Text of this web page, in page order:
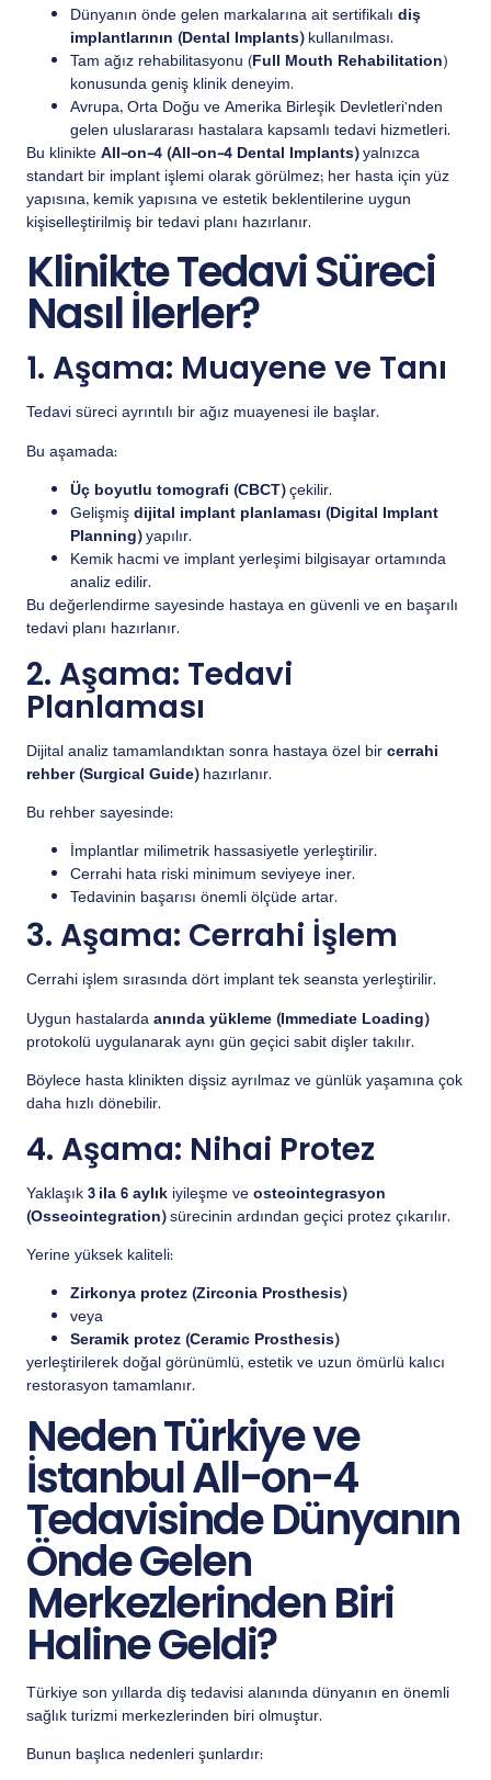
Dünyanın önde gelen markalarına ait sertifikalı diş
implantlarının (Dental Implants)kullanılması.
Tam ağız rehabilitasyonu (Full Mouth Rehabilitation)
konusunda geniş klinik deneyim.
Avrupa, Orta Doğu ve Amerika Birleşik Devletleri’nden
gelen uluslararası hastalara kapsamlı tedavi hizmetleri.
Bu klinikteAll-on-4 (All-on-4 Dental Implants)yalnızca
standart bir implant işlemi olarak görülmez; her hasta için yüz
yapısına, kemik yapısına ve estetik beklentilerine uygun
kişiselleştirilmiş bir tedavi planı hazırlanır.
Klinikte Tedavi Süreci
Nasıl İlerler?
1. Aşama: Muayene ve Tanı
Tedavi süreci ayrıntılı bir ağız muayenesi ile başlar.
Bu aşamada:
Üç boyutlu tomografi (CBCT)çekilir.
Gelişmişdijital implant planlaması (Digital Implant
Planning)yapılır.
Kemik hacmi ve implant yerleşimi bilgisayar ortamında
analiz edilir.
Bu değerlendirme sayesinde hastaya en güvenli ve en başarılı
tedavi planı hazırlanır.
2. Aşama: Tedavi
Planlaması
Dijital analiz tamamlandıktan sonra hastaya özel bircerrahi
rehber (Surgical Guide)hazırlanır.
Bu rehber sayesinde:
İmplantlar milimetrik hassasiyetle yerleştirilir.
Cerrahi hata riski minimum seviyeye iner.
Tedavinin başarısı önemli ölçüde artar.
3. Aşama: Cerrahi İşlem
Cerrahi işlem sırasında dört implant tek seansta yerleştirilir.
Uygun hastalardaanında yükleme (Immediate Loading)
protokolü uygulanarak aynı gün geçici sabit dişler takılır.
Böylece hasta klinikten dişsiz ayrılmaz ve günlük yaşamına çok
daha hızlı dönebilir.
4. Aşama: Nihai Protez
Yaklaşık3 ila 6 aylık iyileşme veosteointegrasyon
(Osseointegration)sürecinin ardından geçici protez çıkarılır.
Yerine yüksek kaliteli:
Zirkonya protez (Zirconia Prosthesis)
veya
Seramik protez (Ceramic Prosthesis)
yerleştirilerek doğal görünümlü, estetik ve uzun ömürlü kalıcı
restorasyon tamamlanır.
Neden Türkiye ve
İstanbul All-on-4
Tedavisinde Dünyanın
Önde Gelen
Merkezlerinden Biri
Haline Geldi?
Türkiye son yıllarda diş tedavisi alanında dünyanın en önemli
sağlık turizmi merkezlerinden biri olmuştur.
Bunun başlıca nedenleri şunlardır: